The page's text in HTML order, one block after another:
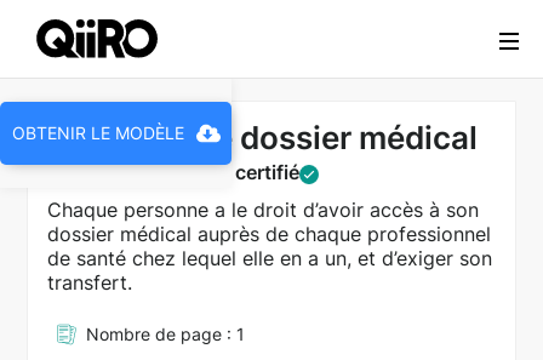
Webflow Homepage
OBTENIR LE MODÈLE
Transfert de dossier médical
Document juridique certifié
Chaque personne a le droit d’avoir accès à son
dossier médical auprès de chaque professionnel
de santé chez lequel elle en a un, et d’exiger son
transfert.
Nombre de page : 1